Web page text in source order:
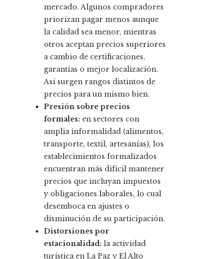
mercado. Algunos compradores
priorizan pagar menos aunque
la calidad sea menor, mientras
otros aceptan precios superiores
a cambio de certificaciones,
garantías o mejor localización.
Así surgen rangos distintos de
precios para un mismo bien.
Presión sobre precios
formales: en sectores con
amplia informalidad (alimentos,
transporte, textil, artesanías), los
establecimientos formalizados
encuentran más difícil mantener
precios que incluyan impuestos
y obligaciones laborales, lo cual
desemboca en ajustes o
disminución de su participación.
Distorsiones por
estacionalidad: la actividad
turística en La Paz y El Alto